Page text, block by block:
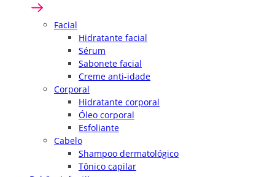
Facial
Hidratante facial
Sérum
Sabonete facial
Creme anti-idade
Corporal
Hidratante corporal
Óleo corporal
Esfoliante
Cabelo
Shampoo dermatológico
Tônico capilar